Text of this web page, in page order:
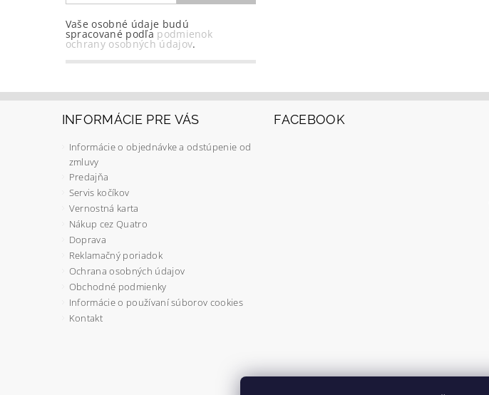
Vaše osobné údaje budú
spracované podľa podmienok
ochrany osobných údajov.
INFORMÁCIE PRE VÁS
Informácie o objednávke a odstúpenie od
zmluvy
Predajňa
Servis kočíkov
Vernostná karta
Nákup cez Quatro
Doprava
Reklamačný poriadok
Ochrana osobných údajov
Obchodné podmienky
Informácie o používaní súborov cookies
Kontakt
FACEBOOK